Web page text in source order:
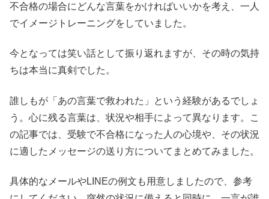
不合格の場合にどんな言葉をかければいいかを考え、一人
でイメージトレーニングをしていました。
今となっては笑い話として振り返れますが、その時の気持
ちは本当に真剣でした。
誰しもが「あの言葉で救われた」という経験があるでしょ
う。心に残る言葉は、状況や相手によって異なります。こ
の記事では、受験で不合格になった人の心境や、その状況
に適したメッセージの送り方についてまとめてみました。
具体的なメールやLINEの例文も用意しましたので、参考